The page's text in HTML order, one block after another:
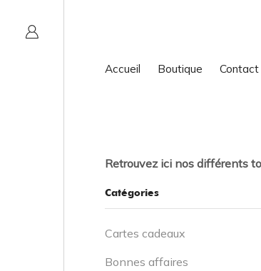
Accueil Boutique Contact
Retrouvez ici nos différents
Catégories
Cartes cadeaux
Bonnes affaires